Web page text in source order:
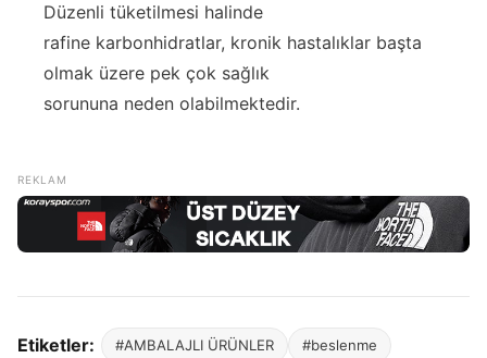
Düzenli tüketilmesi halinde
rafine karbonhidratlar, kronik hastalıklar başta
olmak üzere pek çok sağlık
sorununa neden olabilmektedir.
Etiketler: #AMBALAJLI ÜRÜNLER #beslenme